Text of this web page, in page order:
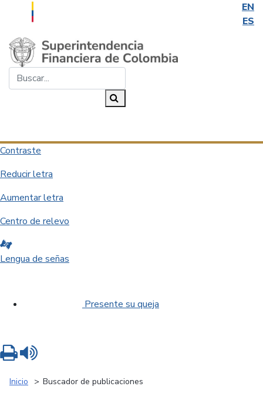
EN
ES
Saltar al contenido principal
Contraste
Reducir letra
Aumentar letra
Centro de relevo
Lengua de señas
Presente su queja
Inicio Buscador de publicaciones
Imprimir